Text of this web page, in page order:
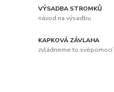
VÝSADBA STROMKŮ
návod na výsadbu
KAPKOVÁ ZÁVLAHA
zvládneme to svépomocí